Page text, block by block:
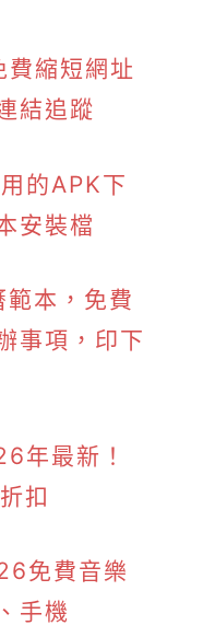
費縮短網址
結追蹤
的APK下
安裝檔
本，免費
事項，印下
年最新！
扣
免費音樂
手機